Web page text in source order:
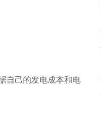
自己的发电成本和电